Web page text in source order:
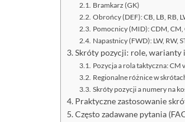
Bramkarz (GK)
Obrońcy (DEF): CB, LB, RB,
Pomocnicy (MID): CDM, CM,
Napastnicy (FWD): LW, RW,
Skróty pozycji: role, warianty
Pozycja a rola taktyczna: CM
Regionalne różnice w
Skróty pozycji a numery na
Praktyczne zastosowanie
Często zadawane pytania